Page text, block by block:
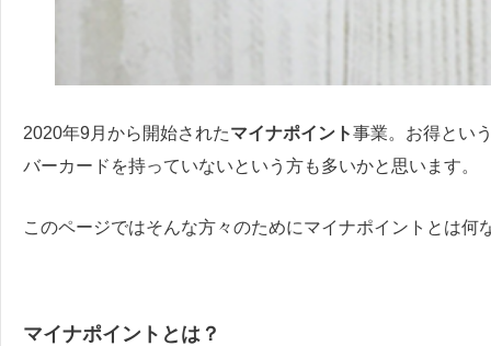
2020年9月から開始されたマイナポイント事業。お得とい
バーカードを持っていないという方も多いかと思います。
このページではそんな方々のためにマイナポイントとは
マイナポイントとは？